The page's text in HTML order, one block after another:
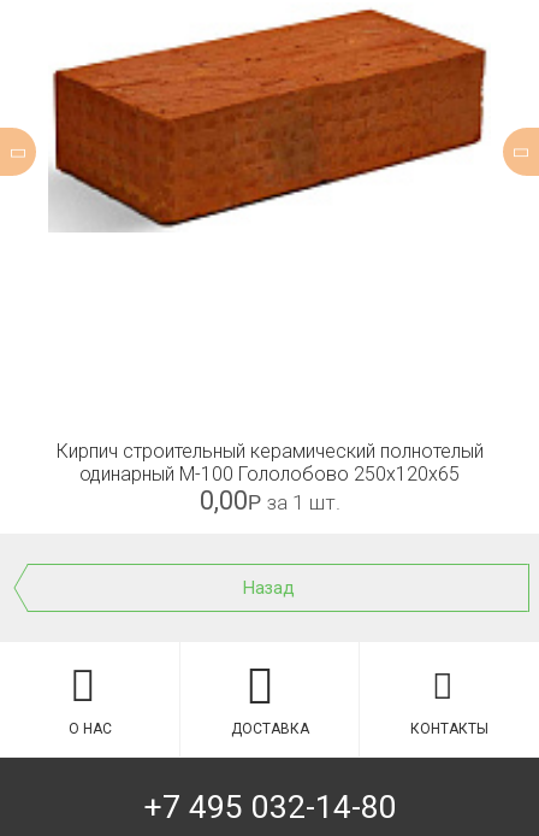
Кирпич строительный керамический полнотелый
одинарный М-100 Гололобово 250x120x65
0,00Р за 1 шт.
Назад
О НАС ДОСТАВКА КОНТАКТЫ
+7 495 032-14-80